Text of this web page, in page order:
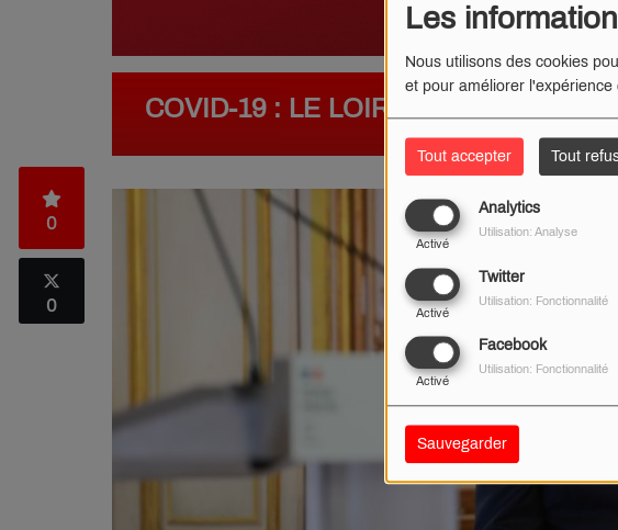
Les
Nous utilisons des cookies
et pour améliorer l'expérience
Tout accepter Tout
Analytics
Activé
Utilisation: Analyse
Twitter
Activé
Utilisation: Fonctionnalité
Facebook
Activé
Utilisation: Fonctionnalité
Sauvegarder
COVID-19 : LE LOIRET EN COUVRE-
0
0